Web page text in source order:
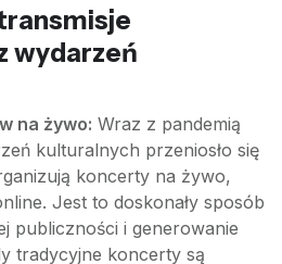
wydarzeń
na żywo: Wraz z pandemią
kulturalnych przeniosło się
koncerty na żywo,
Jest to doskonały sposób
publiczności i generowanie
tradycyjne koncerty są